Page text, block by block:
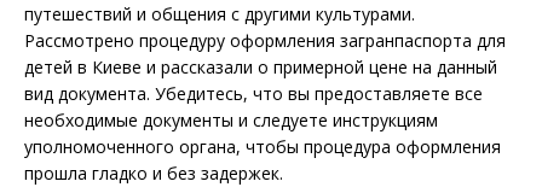
путешествий и общения с другими культурами.
Рассмотрено процедуру оформления загранпаспорта для
детей в Киеве и рассказали о примерной цене на данный
вид документа. Убедитесь, что вы предоставляете все
необходимые документы и следуете инструкциям
уполномоченного органа, чтобы процедура оформления
прошла гладко и без задержек.